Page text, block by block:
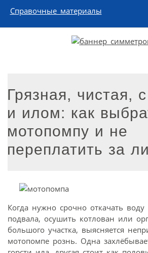
Справочные материалы
Грязная, чистая,
и илом: как
мотопомпу и не
переплатить за
Когда нужно срочно откачать воду
подвала, осушить котлован или
большого участка, выясняется
мотопомпе рознь. Одна